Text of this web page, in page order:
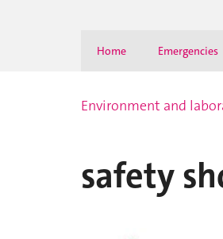
Home Emergencies
Environment and
safety